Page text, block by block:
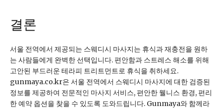
결론
서울 전역에서 제공되는 스웨디시 마사지는 휴식과 재충전을 원하
는 사람들에게 완벽한 선택입니다. 편안함과 스트레스 해소를 위해
고안된 부드러운 테라피 트리트먼트로 휴식을 취하세요.
gunmaya.co.kr은 서울 전역에서 스웨디시 마사지에 대한 검증된
정보를 제공하여 전문적인 마사지 서비스, 편안한 웰니스 환경, 편리
한 예약 옵션을 찾을 수 있도록 도와드립니다. Gunmaya와 함께라